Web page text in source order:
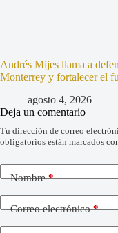
Andrés Mijes llama a
Monterrey y fortalecer el
agosto 4, 2026
Deja un comentario
Tu dirección de correo
obligatorios están marcados
Nombre*
Correo electrónico*